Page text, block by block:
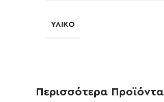
ΥΛΙΚΌ
Περισσότερα Προϊόντα